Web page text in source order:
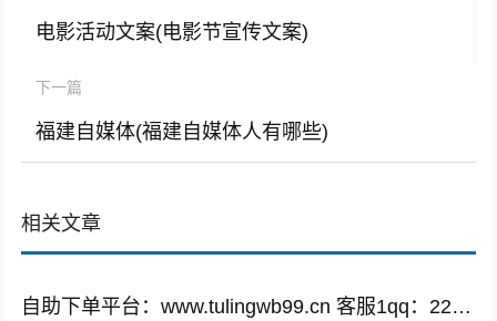
电影活动文案(电影节宣传文案)
下一篇
福建自媒体(福建自媒体人有哪些)
相关文章
自助下单平台：www.tulingwb99.cn 客服1qq：2221028208 客服2qq：2221028208